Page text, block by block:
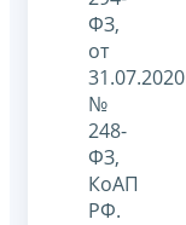
ФЗ,
от
31.07.2020
№
248-
ФЗ,
КоАП
РФ.